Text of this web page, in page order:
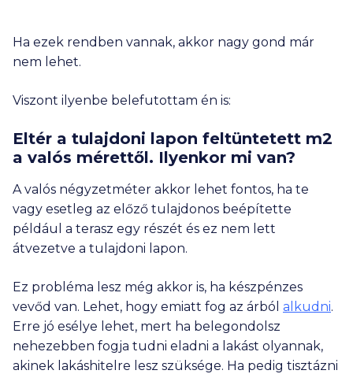
Ha ezek rendben vannak, akkor nagy gond már
nem lehet.
Viszont ilyenbe belefutottam én is:
Eltér a tulajdoni lapon feltüntetett m2
a valós mérettől. Ilyenkor mi van?
A valós négyzetméter akkor lehet fontos, ha te
vagy esetleg az előző tulajdonos beépítette
például a terasz egy részét és ez nem lett
átvezetve a tulajdoni lapon.
Ez probléma lesz még akkor is, ha készpénzes
vevőd van. Lehet, hogy emiatt fog az árból alkudni.
Erre jó esélye lehet, mert ha belegondolsz
nehezebben fogja tudni eladni a lakást olyannak,
akinek lakáshitelre lesz szüksége. Ha pedig tisztázni